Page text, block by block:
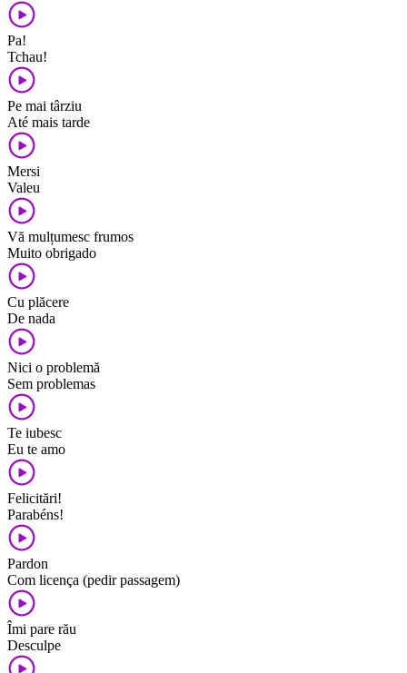
Pa!
Tchau!
Pe mai târziu
Até mais tarde
Mersi
Valeu
Vă mulțumesc frumos
Muito obrigado
Cu plăcere
De nada
Nici o problemă
Sem problemas
Te iubesc
Eu te amo
Felicitări!
Parabéns!
Pardon
Com licença (pedir passagem)
Îmi pare rău
Desculpe